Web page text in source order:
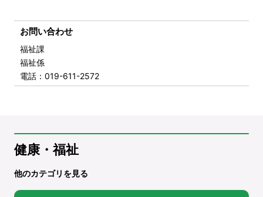
お問い合わせ
福祉課
福祉係
電話 ：019-611-2572
健康・福祉
他のカテゴリを見る